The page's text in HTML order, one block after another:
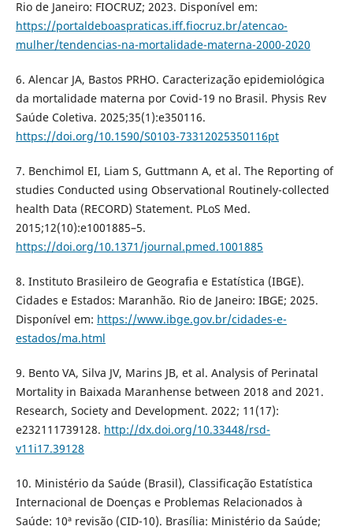
Rio de Janeiro: FIOCRUZ; 2023. Disponível em:
https://portaldeboaspraticas.iff.fiocruz.br/atencao-
mulher/tendencias-na-mortalidade-materna-2000-2020
6. Alencar JA, Bastos PRHO. Caracterização epidemiológica
da mortalidade materna por Covid-19 no Brasil. Physis Rev
Saúde Coletiva. 2025;35(1):e350116.
https://doi.org/10.1590/S0103-73312025350116pt
7. Benchimol EI, Liam S, Guttmann A, et al. The Reporting of
studies Conducted using Observational Routinely-collected
health Data (RECORD) Statement. PLoS Med.
2015;12(10):e1001885–5.
https://doi.org/10.1371/journal.pmed.1001885
8. Instituto Brasileiro de Geografia e Estatística (IBGE).
Cidades e Estados: Maranhão. Rio de Janeiro: IBGE; 2025.
Disponível em: https://www.ibge.gov.br/cidades-e-
estados/ma.html
9. Bento VA, Silva JV, Marins JB, et al. Analysis of Perinatal
Mortality in Baixada Maranhense between 2018 and 2021.
Research, Society and Development. 2022; 11(17):
e232111739128. http://dx.doi.org/10.33448/rsd-
v11i17.39128
10. Ministério da Saúde (Brasil), Classificação Estatística
Internacional de Doenças e Problemas Relacionados à
Saúde: 10ª revisão (CID-10). Brasília: Ministério da Saúde;